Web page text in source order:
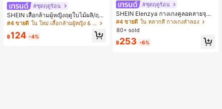
#ชุดฤดูร้อน
SHEIN เสื้อกล้ามผู้หญิงฤดูใบไม้ผลิ/ฤดูร้
อน ใหม่ สไตล์มินิมอลลำลองหรูหรา สีบ
ล็อก ลายจุด คอวี แพตช์เวิร์ก ชายระบา
ย แขนกุด ทรงเข้ารูป อเนกประสงค์, เสื้อ
#4 ขายดี ใน ใหม่ เสื้อกล้ามผู้หญิง & Camis
฿124 -4%
#ชุดฤดูร้อน
SHEIN Elenzya กางเกงคูลอตลายจุดเ
อวสูงแบบใหม่สำหรับฤดูใบไม้ผลิ/ฤดูร้อ
น, สไตล์หรูหราเหมาะสำหรับใส่ในชีวิต
ประจำวันและทำงาน, ให้ความรู้สึกวินเ
ทจสำหรับฤดูรับปริญญา, เทศกาลดนตร
ี, การแข่งม้าดาร์บี้, วันประกาศอิสรภาพ
#4 ขายดี ใน หลากสี กางเกงลำลอง
80+ sold
฿253 -6%